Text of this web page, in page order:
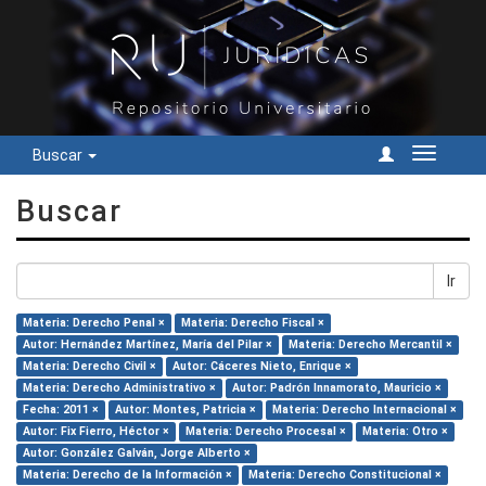
Buscar
Cambiar
Buscar
Ir
Materia: Derecho Penal ×
Materia: Derecho Fiscal ×
Autor: Hernández Martínez, María del Pilar ×
Materia: Derecho Mercantil ×
Materia: Derecho Civil ×
Autor: Cáceres Nieto, Enrique ×
Materia: Derecho Administrativo ×
Autor: Padrón Innamorato, Mauricio ×
Fecha: 2011 ×
Autor: Montes, Patricia ×
Materia: Derecho Internacional ×
Autor: Fix Fierro, Héctor ×
Materia: Derecho Procesal ×
Materia: Otro ×
Autor: González Galván, Jorge Alberto ×
Materia: Derecho de la Información ×
Materia: Derecho Constitucional ×